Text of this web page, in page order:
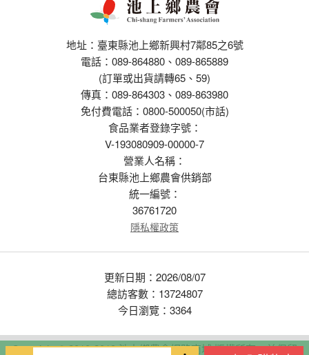
地址：臺東縣池上鄉新興村7鄰85之6號
電話：089-864880、089-865889
(訂單或出貨請轉65、59)
傳真：089-864303、089-863980
免付費電話：0800-500050(市話)
食品業者登錄字號：
V-193080909-00000-7
營業人名稱：
台東縣池上鄉農會供銷部
統一編號：
36761720
隱私權政策
更新日期：2026/08/07
總訪客數：13724807
今日瀏覽：3364
Copyright © 2010-2019 池上鄉農會網路商城 版權所有，並保留